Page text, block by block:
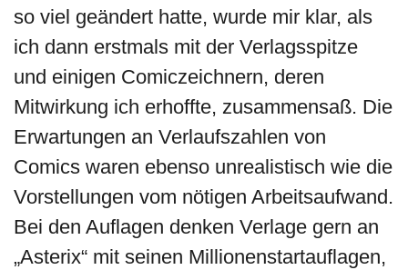
so viel geändert hatte, wurde mir klar, als
ich dann erstmals mit der Verlagsspitze
und einigen Comiczeichnern, deren
Mitwirkung ich erhoffte, zusammensaß. Die
Erwartungen an Verlaufszahlen von
Comics waren ebenso unrealistisch wie die
Vorstellungen vom nötigen Arbeitsaufwand.
Bei den Auflagen denken Verlage gern an
„Asterix“ mit seinen Millionenstartauflagen,